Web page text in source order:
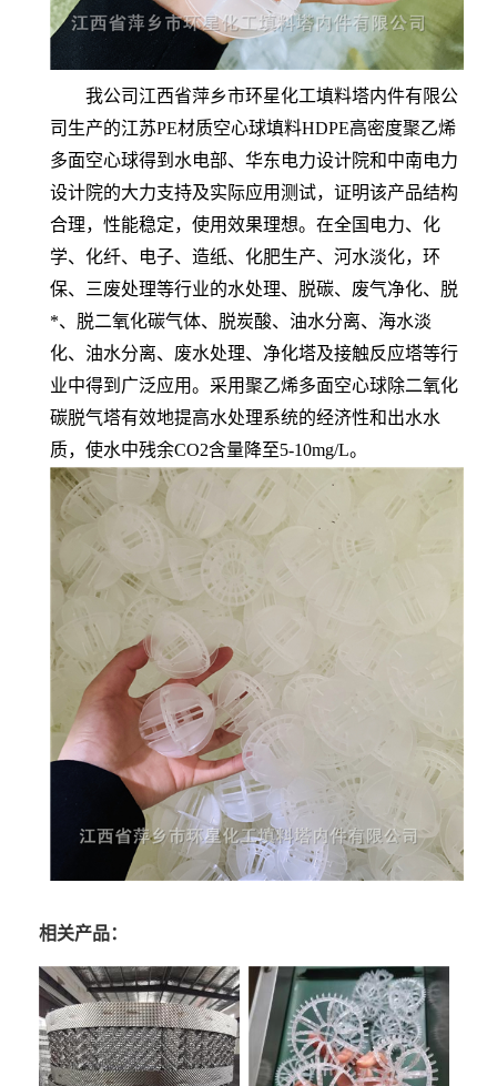
我公司江西省萍乡市环星化工填料塔内件有限公
司生产的江苏PE材质空心球填料HDPE高密度聚乙烯
多面空心球得到水电部、华东电力设计院和中南电力
设计院的大力支持及实际应用测试，证明该产品结构
合理，性能稳定，使用效果理想。在全国电力、化
学、化纤、电子、造纸、化肥生产、河水淡化，环
保、三废处理等行业的水处理、脱碳、废气净化、脱
*、脱二氧化碳气体、脱炭酸、油水分离、海水淡
化、油水分离、废水处理、净化塔及接触反应塔等行
业中得到广泛应用。采用聚乙烯多面空心球除二氧化
碳脱气塔有效地提高水处理系统的经济性和出水水
质，使水中残余CO2含量降至5-10mg/L。
相关产品：